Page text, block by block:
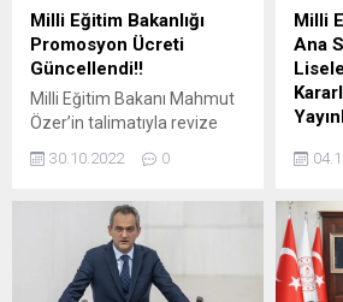
doldurulmak suretiyle 07
Şubat 2023 – 26 Şubat 2023
tarihleri arasında
yaz
Milli Eğitim Bakanlığı
Promosyon Ücreti
Güncellendi!!
Milli Eğitim Bakanı Mahmut
Özer’in talimatıyla revize
sözleşmesiyle Bakanlık
personelinin promosyonu 25
bin 500 liraya yükseltildi.
Bakanlıktan yapılan
açıklamaya göre, MEB
30.10.2022 0
Milli
Ana